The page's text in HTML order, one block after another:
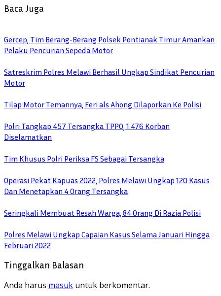
Baca Juga
Gercep, Tim Berang-Berang Polsek Pontianak Timur Amankan
Pelaku Pencurian Sepeda Motor
Satreskrim Polres Melawi Berhasil Ungkap Sindikat Pencurian
Motor
Tilap Motor Temannya, Feri als Ahong Dilaporkan Ke Polisi
Polri Tangkap 457 Tersangka TPPO, 1.476 Korban
Diselamatkan
Tim Khusus Polri Periksa FS Sebagai Tersangka
Operasi Pekat Kapuas 2022, Polres Melawi Ungkap 120 Kasus
Dan Menetapkan 4 Orang Tersangka
Seringkali Membuat Resah Warga, 84 Orang Di Razia Polisi
Polres Melawi Ungkap Capaian Kasus Selama Januari Hingga
Februari 2022
Tinggalkan Balasan
Anda harus masuk untuk berkomentar.